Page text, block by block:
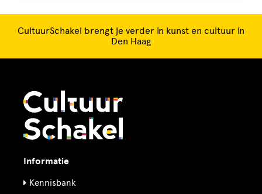
CultuurSchakel brengt je verder in kunst en cultuur in
Den Haag
Informatie
Kennisbank